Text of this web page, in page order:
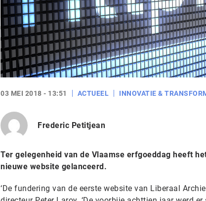
03 MEI 2018 - 13:51 ACTUEEL INNOVATIE &
Frederic Petitjean
Ter gelegenheid van de Vlaamse erfgoeddag heeft
nieuwe website gelanceerd.
‘De fundering van de eerste website van Liberaal